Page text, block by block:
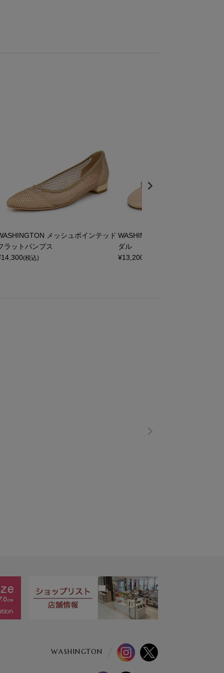
メッシュポインテッド
ラットパンプス
14,300(税込)
WASHINGTON ソフトストラッ
ダル
¥13,200
WASHINGTON